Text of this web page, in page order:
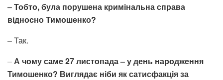
–Тобто, була порушена кримінальна справа
відносно Тимошенко?
– Так.
–А чому саме 27 листопада – у день народження
Тимошенко? Виглядає ніби як сатисфакція за